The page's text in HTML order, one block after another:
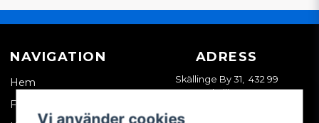
NAVIGATION
Hem
Företagskund
ADRESS
Skällinge By 31, 432 99
Skällinge
Vi använder cookies